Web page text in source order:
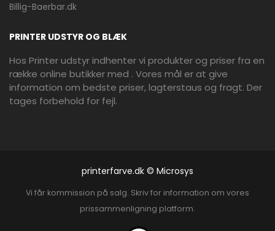
Billig-Baerbar.dk
PRINTER UDSTYR OG BLÆK
Hos Printer udstyr indhenter vi produkter og priser fra en
række online butikker med . Vores mål er at give
information om bedste priser, lagterstaus og fragt. Der
tages forbehold for fejl.
printerfarve.dk © Microsys
Vi får kommission på salg. Skriv for information om vores
prissammenligning platform.